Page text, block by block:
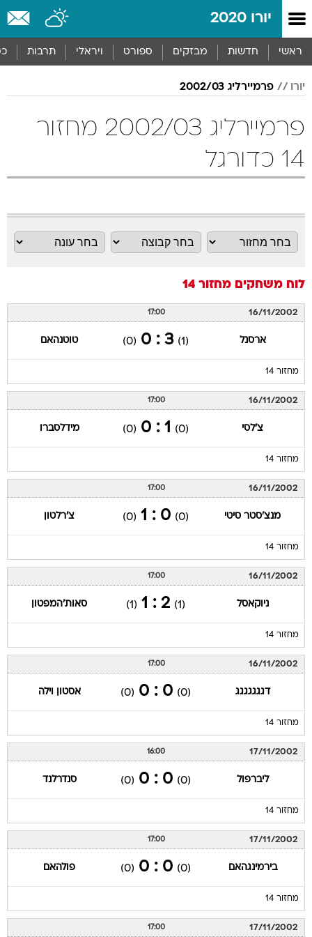
יורו 2020
ראשי חדשות מבזקים ספורט ויראלי תרבות
יורו פרמיירליג 2002/03
פרמיירליג 2002/03 מחזור
14 כדורגל
לוח משחקים מחזור 14
16/11/2002
17:00
ארסנל (1)
3 : 0
(0) טוטנהאם
מחזור 14
16/11/2002
17:00
צ'לסי (0)
1 : 0
(0) מידלסברו
מחזור 14
16/11/2002
17:00
מנצ'סטר סיטי (0)
0 : 1
(0) צ'רלטון
מחזור 14
16/11/2002
17:00
ניוקאסל (1)
2 : 1
(1) סאות'המפטון
מחזור 14
16/11/2002
17:00
דגגגגגגג (0)
0 : 0
(0) אסטון וילה
מחזור 14
17/11/2002
16:00
ליברפול (0)
0 : 0
(0) סנדרלנד
מחזור 14
17/11/2002
17:00
בירמינגהאם (0)
0 : 0
(0) פולהאם
מחזור 14
17/11/2002
17:00